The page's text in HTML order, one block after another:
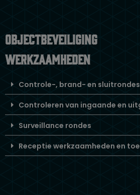
Objectbeveiliging
werkzaamheden
Controle-, brand- en sluitrondes
Controleren van ingaande en
Surveillance rondes
Receptie werkzaamheden en